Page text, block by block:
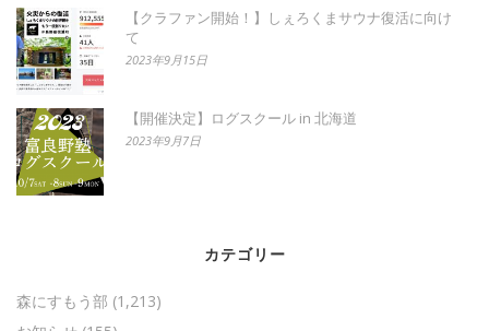
【クラファン開始！】しぇろくまサウナ復活に向け
て
2023年9月15日
【開催決定】ログスクール in 北海道
2023年9月7日
カテゴリー
森にすもう部 (1,213)